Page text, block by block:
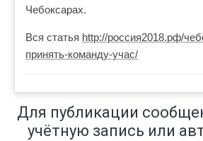
Чебоксарах.
Вся статья http://россия2018.рф/
принять-команду-учас/
Для публикации
учётную запись или